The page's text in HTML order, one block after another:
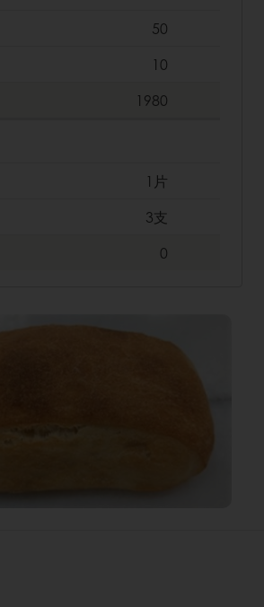
50
10
1980
1片
3支
0